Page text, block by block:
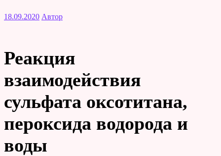
18.09.2020 Автор
Реакция
взаимодействия
сульфата оксотитана,
пероксида водорода и
воды